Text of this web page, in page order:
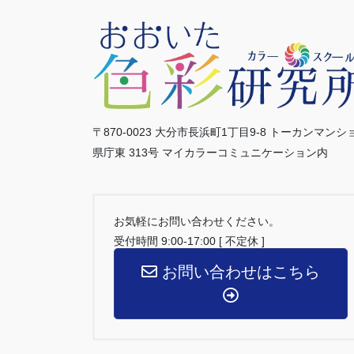
〒870-0023 大分市長浜町1丁目9-8 トーカンマンシ
県庁東 313号 マイカラーコミュニケーション内
お気軽にお問い合わせください。
受付時間 9:00-17:00 [ 不定休 ]
お問い合わせはこちら